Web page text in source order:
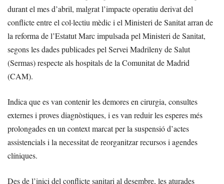
durant el mes d’abril, malgrat l’impacte operatiu derivat del
conflicte entre el col·lectiu mèdic i el Ministeri de Sanitat arran de
la reforma de l’Estatut Marc impulsada pel Ministeri de Sanitat,
segons les dades publicades pel Servei Madrileny de Salut
(Sermas) respecte als hospitals de la Comunitat de Madrid
(CAM).
Indica que es van contenir les demores en cirurgia, consultes
externes i proves diagnòstiques, i es van reduir les esperes més
prolongades en un context marcat per la suspensió d’actes
assistencials i la necessitat de reorganitzar recursos i agendes
clíniques.
Des de l’inici del conflicte sanitari al desembre, les aturades